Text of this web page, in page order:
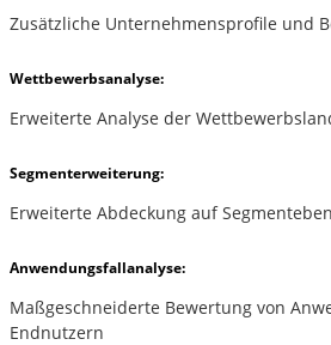
Zusätzliche Unternehmensprofile und
Wettbewerbsanalyse:
Erweiterte Analyse der
Segmenterweiterung:
Erweiterte Abdeckung auf
Anwendungsfallanalyse:
Maßgeschneiderte Bewertung von
Endnutzern